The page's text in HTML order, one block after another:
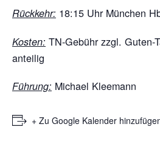
Rückkehr: 18:15 Uhr München
Kosten: TN-Gebühr zzgl. Guten-
anteilig
Führung: Michael Kleemann
+ Zu Google Kalender